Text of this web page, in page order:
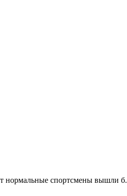
нормальные спортсмены вышли б.